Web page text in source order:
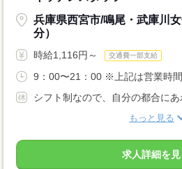
兵庫県西宮市/鳴尾・武庫川
分）
時給1,116円～ 交通費一部支給
9：00〜21：00 ※上記は営業時間
シフト制なので、自分の都合にあ
もっと見る
求人詳細を見